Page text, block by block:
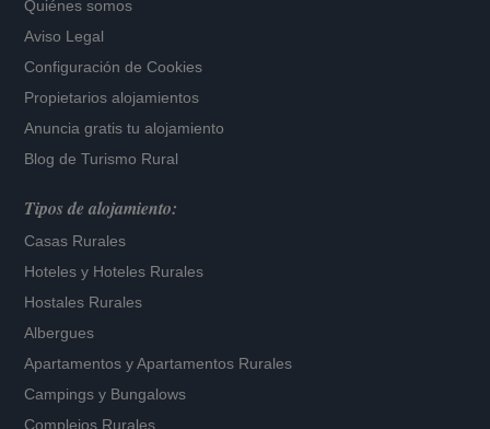
Quiénes somos
Aviso Legal
Configuración de Cookies
Propietarios alojamientos
Anuncia gratis tu alojamiento
Blog de Turismo Rural
Tipos de alojamiento:
Casas Rurales
Hoteles y Hoteles Rurales
Hostales Rurales
Albergues
Apartamentos yApartamentos Rurales
Campings y Bungalows
Complejos Rurales